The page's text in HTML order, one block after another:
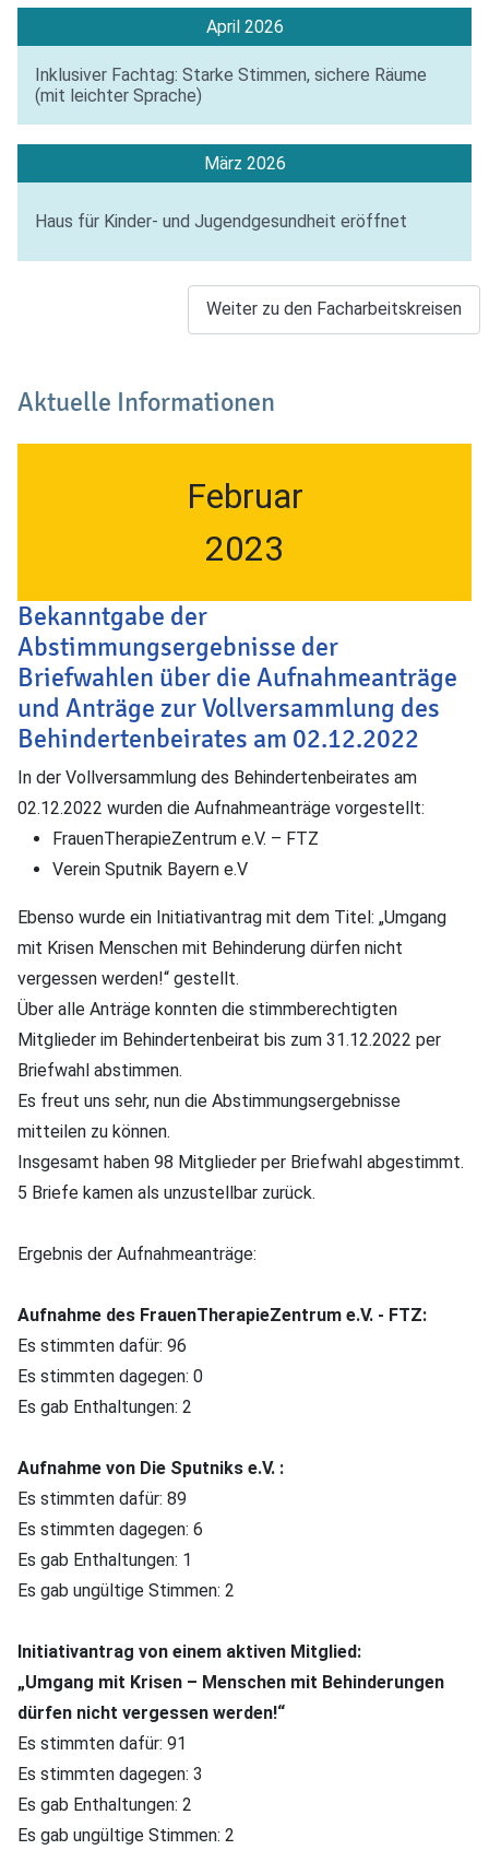
April 2026
Inklusiver Fachtag: Starke Stimmen, sichere Räume
(mit leichter Sprache)
März 2026
Haus für Kinder- und Jugendgesundheit eröffnet
Weiter zu den Facharbeitskreisen
Aktuelle Informationen
Februar
2023
Bekanntgabe der
Abstimmungsergebnisse der
Briefwahlen über die Aufnahmeanträge
und Anträge zur Vollversammlung des
Behindertenbeirates am 02.12.2022
In der Vollversammlung des Behindertenbeirates am
02.12.2022 wurden die Aufnahmeanträge vorgestellt:
FrauenTherapieZentrum e.V. – FTZ
Verein Sputnik Bayern e.V
Ebenso wurde ein Initiativantrag mit dem Titel: „Umgang
mit Krisen Menschen mit Behinderung dürfen nicht
vergessen werden!“ gestellt.
Über alle Anträge konnten die stimmberechtigten
Mitglieder im Behindertenbeirat bis zum 31.12.2022 per
Briefwahl abstimmen.
Es freut uns sehr, nun die Abstimmungsergebnisse
mitteilen zu können.
Insgesamt haben 98 Mitglieder per Briefwahl abgestimmt.
5 Briefe kamen als unzustellbar zurück.
Ergebnis der Aufnahmeanträge:
Aufnahme des FrauenTherapieZentrum e.V. - FTZ:
Es stimmten dafür: 96
Es stimmten dagegen: 0
Es gab Enthaltungen: 2
Aufnahme von Die Sputniks e.V. :
Es stimmten dafür: 89
Es stimmten dagegen: 6
Es gab Enthaltungen: 1
Es gab ungültige Stimmen: 2
Initiativantrag von einem aktiven Mitglied:
„Umgang mit Krisen – Menschen mit Behinderungen
dürfen nicht vergessen werden!“
Es stimmten dafür: 91
Es stimmten dagegen: 3
Es gab Enthaltungen: 2
Es gab ungültige Stimmen: 2